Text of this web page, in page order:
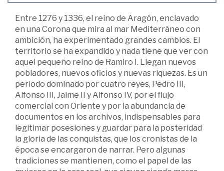
Entre 1276 y 1336, el reino de Aragón, enclavado
en una Corona que mira al mar Mediterráneo con
ambición, ha experimentado grandes cambios. El
territorio se ha expandido y nada tiene que ver con
aquel pequeño reino de Ramiro I. Llegan nuevos
pobladores, nuevos oficios y nuevas riquezas. Es un
periodo dominado por cuatro reyes, Pedro III,
Alfonso III, Jaime II y Alfonso IV, por el flujo
comercial con Oriente y por la abundancia de
documentos en los archivos, indispensables para
legitimar posesiones y guardar para la posteridad
la gloria de las conquistas, que los cronistas de la
época se encargaron de narrar. Pero algunas
tradiciones se mantienen, como el papel de las